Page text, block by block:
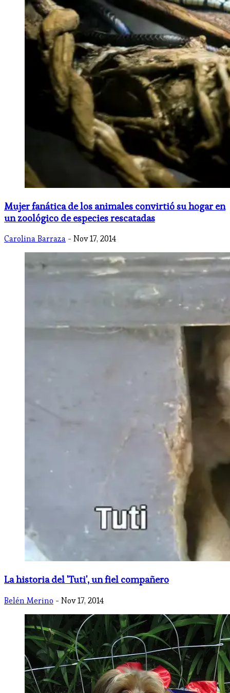
Mujer fanática de los animales convirtió su hogar en
un zoológico de especies rescatadas
Carolina Barraza - Nov 17, 2014
La historia del 'Tuti', un fiel compañero
Belén Merino - Nov 17, 2014